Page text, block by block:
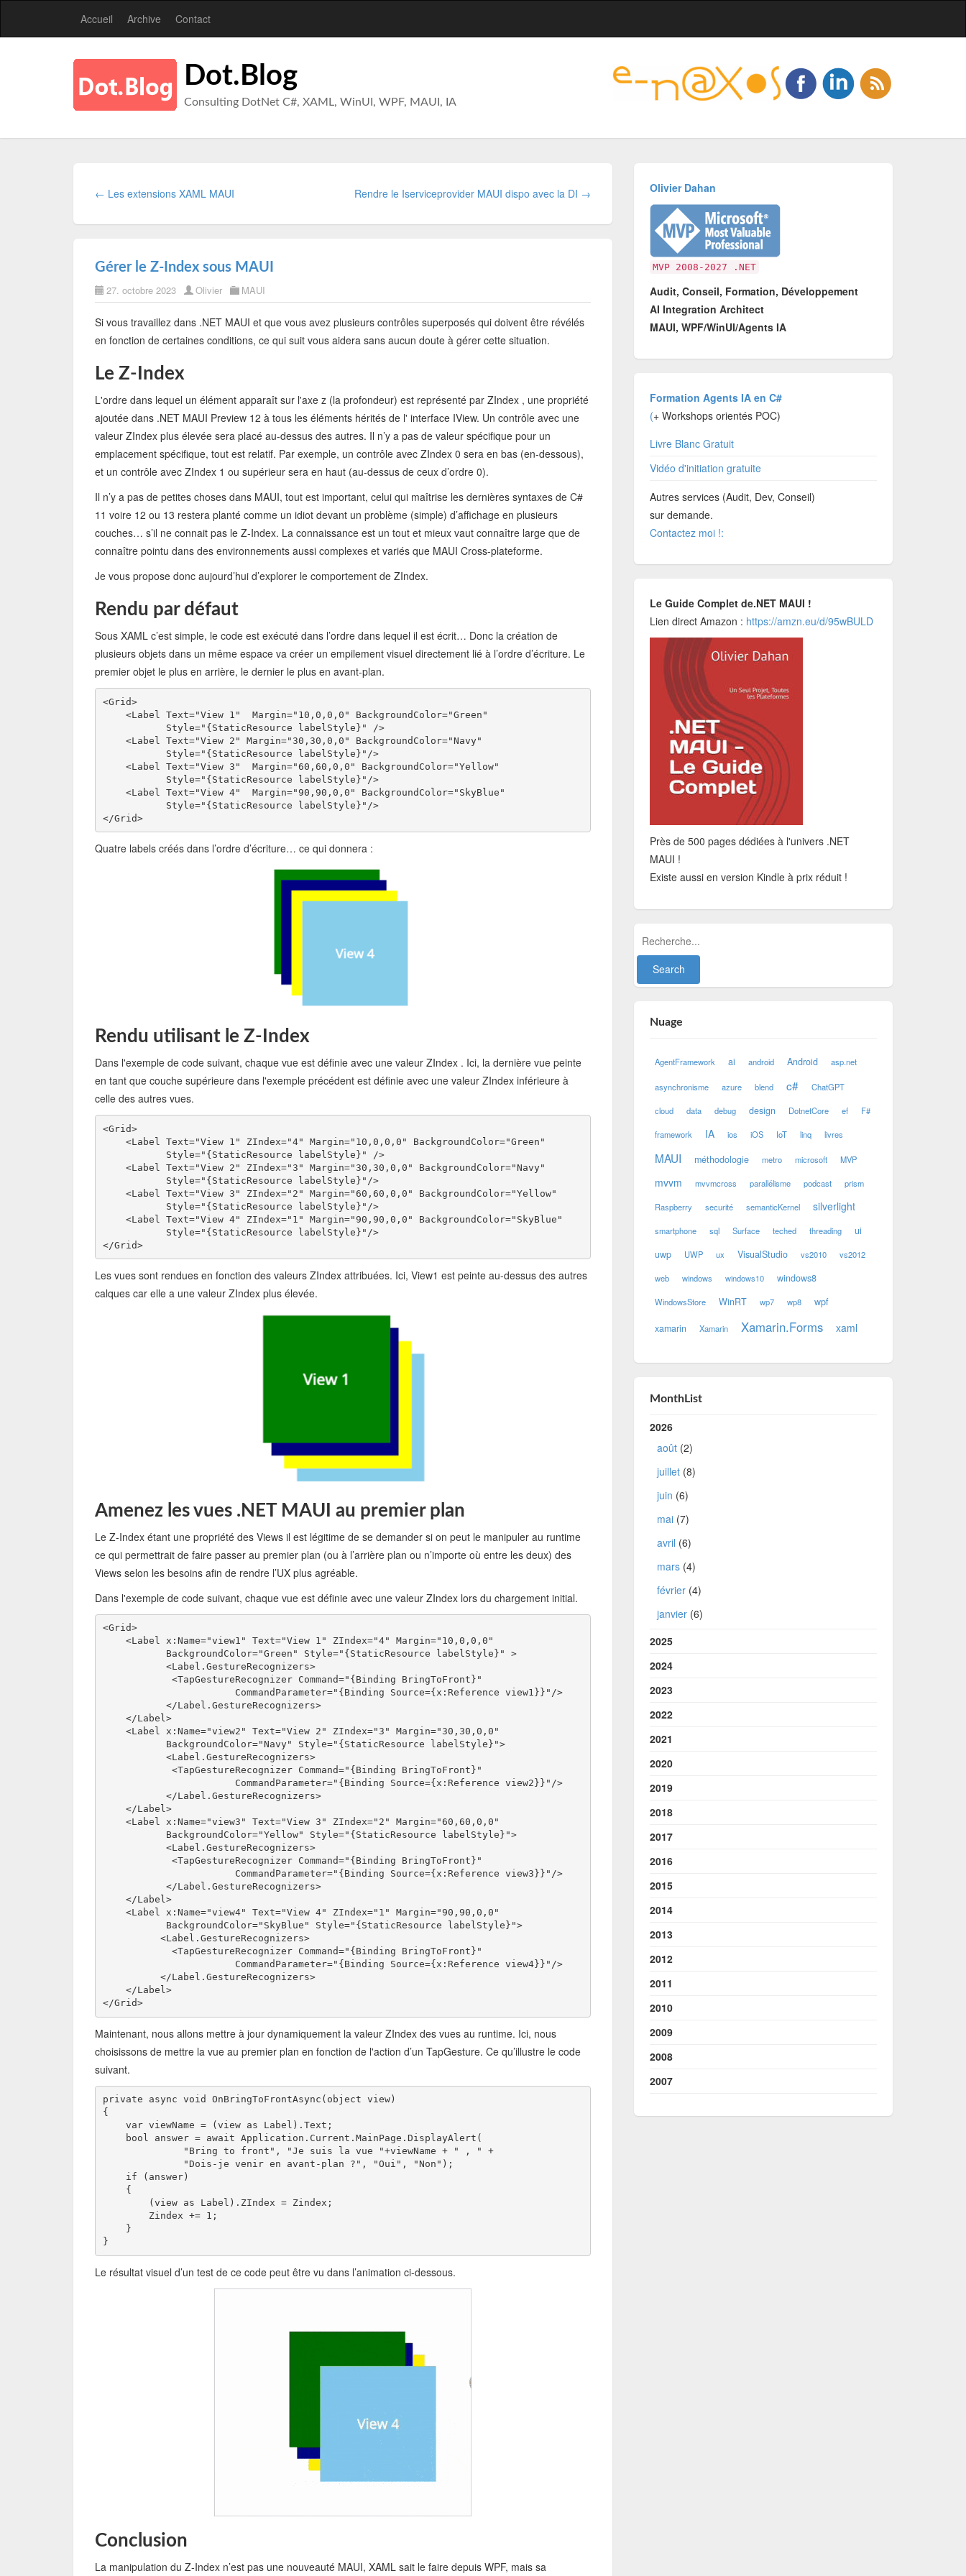
Accueil Archive Contact
Dot.Blog
Consulting DotNet C#, XAML, WinUI, WPF, MAUI, IA
← Les extensions XAML MAUI Rendre le Iserviceprovider MAUI dispo avec la DI →
Gérer le Z-Index sous MAUI
27. octobre 2023 Olivier MAUI
Si vous travaillez dans .NET MAUI et que vous avez plusieurs contrôles superposés qui doivent être révélés
en fonction de certaines conditions, ce qui suit vous aidera sans aucun doute à gérer cette situation.
Le Z-Index
L'ordre dans lequel un élément apparaît sur l'axe z (la profondeur) est représenté par ZIndex , une propriété
ajoutée dans .NET MAUI Preview 12 à tous les éléments hérités de l' interface IView. Un contrôle avec une
valeur ZIndex plus élevée sera placé au-dessus des autres. Il n’y a pas de valeur spécifique pour un
emplacement spécifique, tout est relatif. Par exemple, un contrôle avec ZIndex 0 sera en bas (en-dessous),
et un contrôle avec ZIndex 1 ou supérieur sera en haut (au-dessus de ceux d’ordre 0).
Il n’y a pas de petites choses dans MAUI, tout est important, celui qui maîtrise les dernières syntaxes de C#
11 voire 12 ou 13 restera planté comme un idiot devant un problème (simple) d’affichage en plusieurs
couches… s’il ne connait pas le Z-Index. La connaissance est un tout et mieux vaut connaître large que de
connaître pointu dans des environnements aussi complexes et variés que MAUI Cross-plateforme.
Je vous propose donc aujourd’hui d’explorer le comportement de ZIndex.
Rendu par défaut
Sous XAML c’est simple, le code est exécuté dans l’ordre dans lequel il est écrit… Donc la création de
plusieurs objets dans un même espace va créer un empilement visuel directement lié à l’ordre d’écriture. Le
premier objet le plus en arrière, le dernier le plus en avant-plan.
<Grid>
<Label Text="View 1"  Margin="10,0,0,0" BackgroundColor="Green"
Style="{StaticResource labelStyle}" />
<Label Text="View 2" Margin="30,30,0,0" BackgroundColor="Navy"
Style="{StaticResource labelStyle}"/>
<Label Text="View 3"  Margin="60,60,0,0" BackgroundColor="Yellow"
Style="{StaticResource labelStyle}"/>
<Label Text="View 4"  Margin="90,90,0,0" BackgroundColor="SkyBlue"
Style="{StaticResource labelStyle}"/>
</Grid>
Quatre labels créés dans l’ordre d’écriture… ce qui donnera :
Rendu utilisant le Z-Index
Dans l'exemple de code suivant, chaque vue est définie avec une valeur ZIndex . Ici, la dernière vue peinte
en tant que couche supérieure dans l'exemple précédent est définie avec une valeur ZIndex inférieure à
celle des autres vues.
<Grid>
<Label Text="View 1" ZIndex="4" Margin="10,0,0,0" BackgroundColor="Green"
Style="{StaticResource labelStyle}" />
<Label Text="View 2" ZIndex="3" Margin="30,30,0,0" BackgroundColor="Navy"
Style="{StaticResource labelStyle}"/>
<Label Text="View 3" ZIndex="2" Margin="60,60,0,0" BackgroundColor="Yellow"
Style="{StaticResource labelStyle}"/>
<Label Text="View 4" ZIndex="1" Margin="90,90,0,0" BackgroundColor="SkyBlue"
Style="{StaticResource labelStyle}"/>
</Grid>
Les vues sont rendues en fonction des valeurs ZIndex attribuées. Ici, View1 est peinte au-dessus des autres
calques car elle a une valeur ZIndex plus élevée.
Amenez les vues .NET MAUI au premier plan
Le Z-Index étant une propriété des Views il est légitime de se demander si on peut le manipuler au runtime
ce qui permettrait de faire passer au premier plan (ou à l’arrière plan ou n’importe où entre les deux) des
Views selon les besoins afin de rendre l’UX plus agréable.
Dans l'exemple de code suivant, chaque vue est définie avec une valeur ZIndex lors du chargement initial.
<Grid>
<Label x:Name="view1" Text="View 1" ZIndex="4" Margin="10,0,0,0"
BackgroundColor="Green" Style="{StaticResource labelStyle}" >
<Label.GestureRecognizers>
<TapGestureRecognizer Command="{Binding BringToFront}"
CommandParameter="{Binding Source={x:Reference view1}}"/>
</Label.GestureRecognizers>
</Label>
<Label x:Name="view2" Text="View 2" ZIndex="3" Margin="30,30,0,0"
BackgroundColor="Navy" Style="{StaticResource labelStyle}">
<Label.GestureRecognizers>
<TapGestureRecognizer Command="{Binding BringToFront}"
CommandParameter="{Binding Source={x:Reference view2}}"/>
</Label.GestureRecognizers>
</Label>
<Label x:Name="view3" Text="View 3" ZIndex="2" Margin="60,60,0,0"
BackgroundColor="Yellow" Style="{StaticResource labelStyle}">
<Label.GestureRecognizers>
<TapGestureRecognizer Command="{Binding BringToFront}"
CommandParameter="{Binding Source={x:Reference view3}}"/>
</Label.GestureRecognizers>
</Label>
<Label x:Name="view4" Text="View 4" ZIndex="1" Margin="90,90,0,0"
BackgroundColor="SkyBlue" Style="{StaticResource labelStyle}">
<Label.GestureRecognizers>
<TapGestureRecognizer Command="{Binding BringToFront}"
CommandParameter="{Binding Source={x:Reference view4}}"/>
</Label.GestureRecognizers>
</Label>
</Grid>
Maintenant, nous allons mettre à jour dynamiquement la valeur ZIndex des vues au runtime. Ici, nous
choisissons de mettre la vue au premier plan en fonction de l'action d’un TapGesture. Ce qu’illustre le code
suivant.
private async void OnBringToFrontAsync(object view)
{
var viewName = (view as Label).Text;
bool answer = await Application.Current.MainPage.DisplayAlert(
"Bring to front", "Je suis la vue "+viewName + " , " +
"Dois-je venir en avant-plan ?", "Oui", "Non");
if (answer)
{
(view as Label).ZIndex = Zindex;
Zindex += 1;
}
}
Le résultat visuel d’un test de ce code peut être vu dans l’animation ci-dessous.
Conclusion
La manipulation du Z-Index n’est pas une nouveauté MAUI, XAML sait le faire depuis WPF, mais sa
Olivier Dahan
MVP 2008-2027 .NET
Audit, Conseil, Formation, Développement
AI Integration Architect
MAUI, WPF/WinUI/Agents IA
Formation Agents IA en C#
(+ Workshops orientés POC)
Livre Blanc Gratuit
Vidéo d'initiation gratuite
Autres services (Audit, Dev, Conseil)
sur demande.
Contactez moi !:
Le Guide Complet de.NET MAUI !
Lien direct Amazon : https://amzn.eu/d/95wBULD
Près de 500 pages dédiées à l'univers .NET
MAUI !
Existe aussi en version Kindle à prix réduit !
Nuage
AgentFramework ai android Android asp.net
asynchronisme azure blend c# ChatGPT
cloud data debug design DotnetCore ef F#
framework IA ios iOS IoT linq livres
MAUI méthodologie metro microsoft MVP
mvvm mvvmcross parallélisme podcast prism
Raspberry securité semanticKernel silverlight
smartphone sql Surface teched threading
ui
uwp
UWP ux VisualStudio vs2010 vs2012
web windows windows10 windows8
WindowsStore WinRT wp7 wp8 wpf
xamarin Xamarin Xamarin.Forms xaml
MonthList
2026
août(2)
juillet(8)
juin (6)
mai(7)
avril (6)
mars(4)
février(4)
janvier(6)
2025
2024
2023
2022
2021
2020
2019
2018
2017
2016
2015
2014
2013
2012
2011
2010
2009
2008
2007